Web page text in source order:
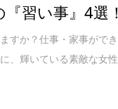
習い事』4選！
すか？仕事・家事ができ
、輝いている素敵な女性